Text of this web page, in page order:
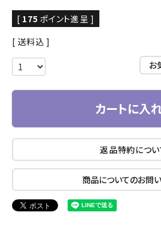
[ 175 ポイント進呈 ]
送料込
お
カートに入
返品特約につい
商品についてのお問